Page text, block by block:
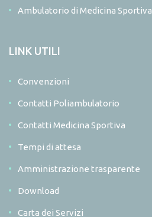
Ambulatorio di Medicina Sportiva
LINK UTILI
Convenzioni
Contatti Poliambulatorio
Contatti Medicina Sportiva
Tempi di attesa
Amministrazione trasparente
Download
Carta dei Servizi